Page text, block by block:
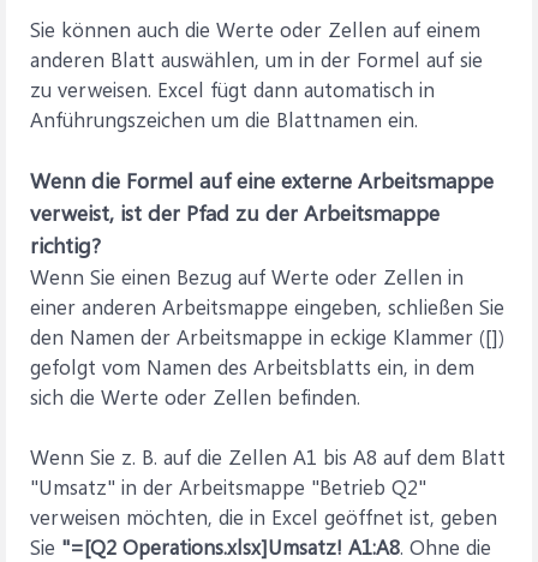
Sie können auch die Werte oder Zellen auf einem
anderen Blatt auswählen, um in der Formel auf sie
zu verweisen. Excel fügt dann automatisch in
Anführungszeichen um die Blattnamen ein.
Wenn die Formel auf eine externe Arbeitsmappe
verweist, ist der Pfad zu der Arbeitsmappe
richtig?
Wenn Sie einen Bezug auf Werte oder Zellen in
einer anderen Arbeitsmappe eingeben, schließen Sie
den Namen der Arbeitsmappe in eckige Klammer ([])
gefolgt vom Namen des Arbeitsblatts ein, in dem
sich die Werte oder Zellen befinden.
Wenn Sie z. B. auf die Zellen A1 bis A8 auf dem Blatt
"Umsatz" in der Arbeitsmappe "Betrieb Q2"
verweisen möchten, die in Excel geöffnet ist, geben
Sie "=[Q2 Operations.xlsx]Umsatz! A1:A8. Ohne die